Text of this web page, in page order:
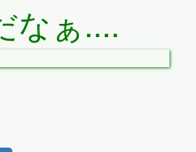
なぁ....